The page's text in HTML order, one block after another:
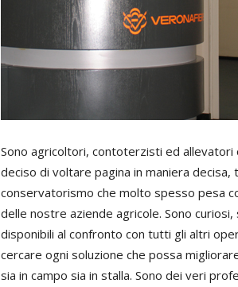
Sono agricoltori, contoterzisti ed allevatori
deciso di voltare pagina in maniera
conservatorismo che molto spesso pesa
delle nostre aziende agricole. Sono
disponibili al confronto con tutti gli altri
cercare ogni soluzione che possa
sia in campo sia in stalla. Sono dei veri